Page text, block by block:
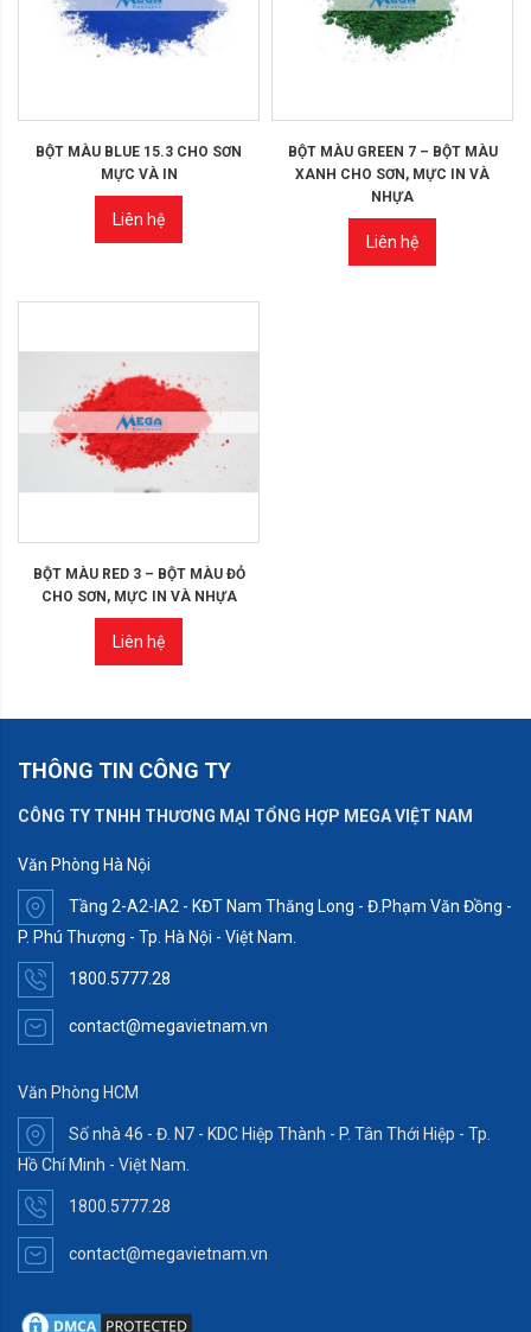
BỘT MÀU BLUE 15.3 CHO SƠN
MỰC VÀ IN
Liên hệ
BỘT MÀU GREEN 7 – BỘT MÀU
XANH CHO SƠN, MỰC IN VÀ
NHỰA
Liên hệ
BỘT MÀU RED 3 – BỘT MÀU ĐỎ
CHO SƠN, MỰC IN VÀ NHỰA
Liên hệ
THÔNG TIN CÔNG TY
CÔNG TY TNHH THƯƠNG MẠI TỔNG HỢP MEGA VIỆT NAM
Văn Phòng Hà Nội
Tầng 2-A2-IA2 - KĐT Nam Thăng Long - Đ.Phạm Văn Đồng -
P. Phú Thượng - Tp. Hà Nội - Việt Nam.
1800.5777.28
contact@megavietnam.vn
Văn Phòng HCM
Số nhà 46 - Đ. N7 - KDC Hiệp Thành - P. Tân Thới Hiệp - Tp.
Hồ Chí Minh - Việt Nam.
1800.5777.28
contact@megavietnam.vn